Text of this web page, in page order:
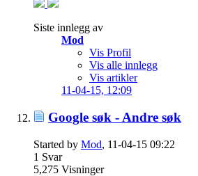
Siste innlegg av
Mod
Vis Profil
Vis alle innlegg
Vis artikler
11-04-15, 12:09
Google søk - Andre søk
Started by Mod, 11-04-15 09:22
1 Svar
5,275 Visninger